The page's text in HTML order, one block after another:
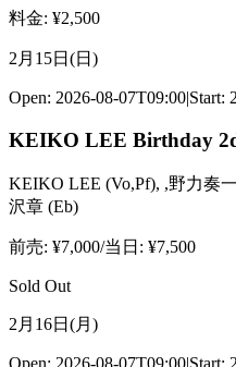
料金: ¥2,500
2月15日(日)
Open: 2026-08-07T09:00|Start:
KEIKO LEE Birthday
KEIKO LEE (Vo,Pf), ,野力奏一
沢章 (Eb)
前売: ¥7,000/当日 : ¥7,500
Sold Out
2月16日(月)
Open: 2026-08-07T09:00|Start: